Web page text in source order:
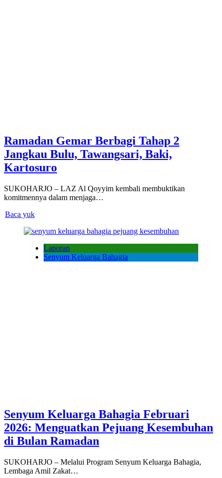
Ramadan Gemar Berbagi Tahap 2
Jangkau Bulu, Tawangsari, Baki,
Kartosuro
SUKOHARJO – LAZ Al Qoyyim kembali membuktikan
komitmennya dalam menjaga…
Baca yuk
Laporan
Senyum Keluarga Bahagia
Senyum Keluarga Bahagia Februari
2026: Menguatkan Pejuang Kesembuhan
di Bulan Ramadan
SUKOHARJO – Melalui Program Senyum Keluarga Bahagia,
Lembaga Amil Zakat…